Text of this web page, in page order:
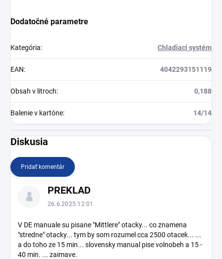
Dodatočné parametre
Kategória: Chladiaci systém
EAN: 4042293151119
Obsah v litroch: 0,188
Balenie v kartóne: 14/14
Diskusia
Pridať komentár
PREKLAD
26.6.2025 12:01
V DE manuale su pisane "Mittlere" otacky... co znamena
"stredne" otacky... tym by som rozumel cca 2500 otacek... ...
a do toho ze 15 min... slovensky manual pise volnobeh a 15 -
40 min. ... zaimave.